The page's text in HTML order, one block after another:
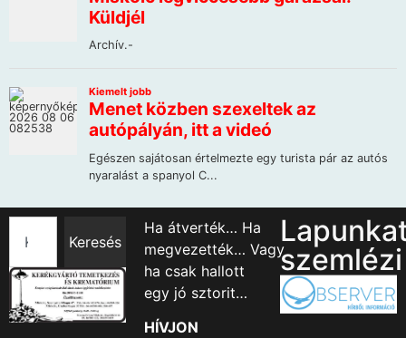
Keresés
Ha átverték… Ha
megvezették… Vagy
ha csak hallott
egy jó sztorit…
HÍVJON
szemlézi